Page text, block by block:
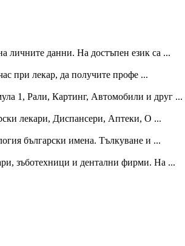
личните данни. На достъпен език са ...
при лекар, да получите профе ...
1, Рали, Картинг, Автомобили и друг ...
лекари, Диспансери, Аптеки, О ...
български имена. Тълкуване и ...
зъботехници и дентални фирми. На ...